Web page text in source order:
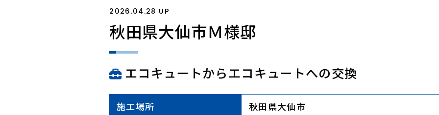
2026.04.28 UP
秋田県大仙市Ｍ様邸
エコキュートからエコキュートへの交換
施工場所 秋田県大仙市